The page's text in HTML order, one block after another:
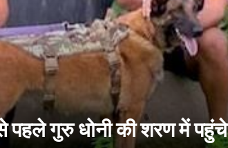
पहले गुरु धोनी की शरण में पहुंचे